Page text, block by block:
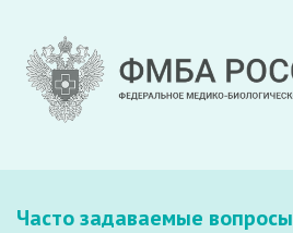
Часто задаваемые вопросы